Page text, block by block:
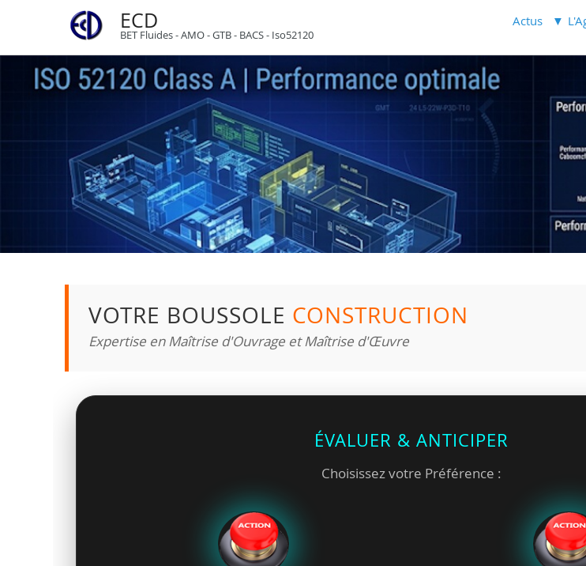
ECD
BET Fluides - AMO - GTB - BACS - Iso52120
Actus
VOTRE BOUSSOLE CONSTRUCTION
Expertise en Maîtrise d'Ouvrage et Maîtrise d'Œuvre
ÉVALUER & ANTICIPER
Choisissez votre Préférence :